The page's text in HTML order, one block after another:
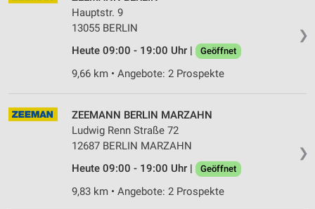
❯
Hauptstr. 9
13055 BERLIN
Heute 09:00 - 19:00 Uhr |
Geöffnet
9,66 km • Angebote: 2 Prospekte
❯
ZEEMANN BERLIN MARZAHN
Ludwig Renn Straße 72
12687 BERLIN MARZAHN
Heute 09:00 - 19:00 Uhr |
Geöffnet
9,83 km • Angebote: 2 Prospekte
Funktional